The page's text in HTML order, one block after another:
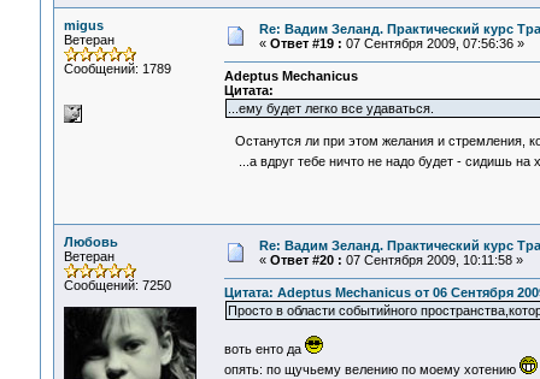
migus
Ветеран
Сообщений: 1789
Re: Вадим Зеланд. Практический курс
« Ответ #19 : 07 Сентября 2009, 07:56:36 »
Adeptus Mechanicus
Цитата:
...ему будет легко все удаваться.
Останутся ли при этом желания и стремления,
...а вдруг тебе ничто не надо будет - сидишь
Любовь
Ветеран
Сообщений: 7250
Re: Вадим Зеланд. Практический курс
« Ответ #20 : 07 Сентября 2009, 10:11:58 »
Цитата: Adeptus Mechanicus от 06 Сентября
Просто в области событийного
воть енто да
опять: по щучьему велению по моему хотению